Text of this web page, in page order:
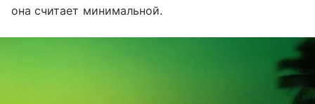
она считает минимальной.